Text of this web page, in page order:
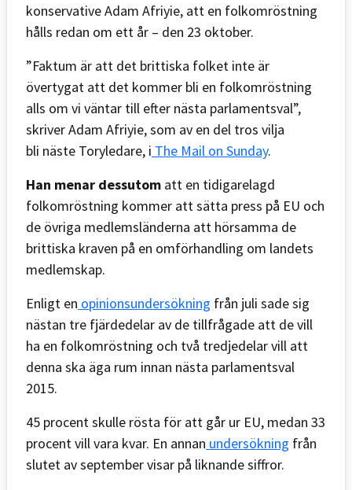
konservative Adam Afriyie, att en folkomröstning
hålls redan om ett år – den 23 oktober.
”Faktum är att det brittiska folket inte är
övertygat att det kommer bli en folkomröstning
alls om vi väntar till efter nästa parlamentsval”,
skriver Adam Afriyie, som av en del tros vilja
bli näste Toryledare, i The Mail on Sunday.
Han menar dessutom att en tidigarelagd
folkomröstning kommer att sätta press på EU och
de övriga medlemsländerna att hörsamma de
brittiska kraven på en omförhandling om landets
medlemskap.
Enligt en opinionsundersökning från juli sade sig
nästan tre fjärdedelar av de tillfrågade att de vill
ha en folkomröstning och två tredjedelar vill att
denna ska äga rum innan nästa parlamentsval
2015.
45 procent skulle rösta för att går ur EU, medan 33
procent vill vara kvar. En annan undersökning från
slutet av september visar på liknande siffror.